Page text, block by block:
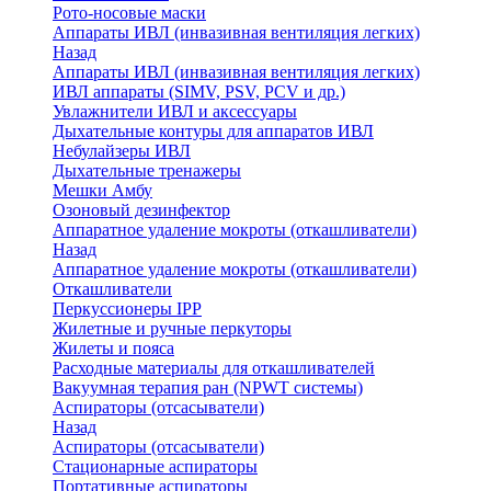
Рото-носовые маски
Аппараты ИВЛ (инвазивная вентиляция легких)
Назад
Аппараты ИВЛ (инвазивная вентиляция легких)
ИВЛ аппараты (SIMV, PSV, PCV и др.)
Увлажнители ИВЛ и аксессуары
Дыхательные контуры для аппаратов ИВЛ
Небулайзеры ИВЛ
Дыхательные тренажеры
Мешки Амбу
Озоновый дезинфектор
Аппаратное удаление мокроты (откашливатели)
Назад
Аппаратное удаление мокроты (откашливатели)
Откашливатели
Перкуссионеры IPP
Жилетные и ручные перкуторы
Жилеты и пояса
Расходные материалы для откашливателей
Вакуумная терапия ран (NPWT системы)
Аспираторы (отсасыватели)
Назад
Аспираторы (отсасыватели)
Стационарные аспираторы
Портативные аспираторы